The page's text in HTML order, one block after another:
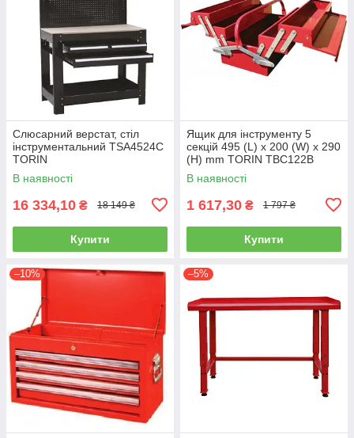
Слюсарний верстат, стіл
інструментальний TSA4524C
TORIN
В наявності
16 334,10 ₴ 18 149 ₴
Купити
Ящик для інструменту 5
секцій 495 (L) x 200 (W) x 290
(H) mm TORIN TBC122B
В наявності
1 617,30 ₴ 1 797 ₴
Купити
–10% –5%